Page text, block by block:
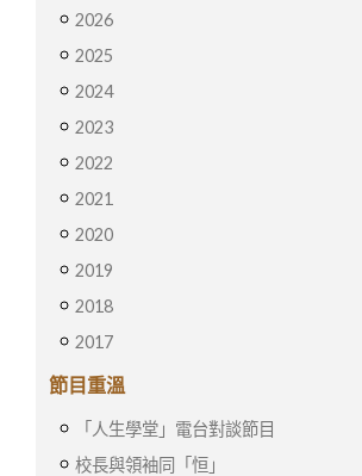
2026
2025
2024
2023
2022
2021
2020
2019
2018
2017
節目重溫
「人生學堂」電台對談節目
校長與領袖同「恒」